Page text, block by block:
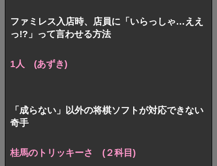
ファミレス入店時、店員に「いらっしゃ…ええ
っ!?」って言わせる方法
1人 (あずき)
「成らない」以外の将棋ソフトが対応できない
奇手
桂馬のトリッキーさ (２科目)